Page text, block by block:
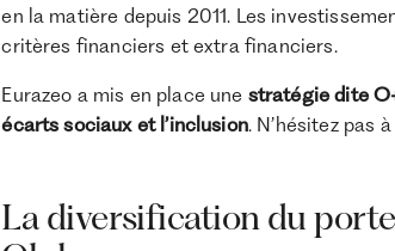
en la matière depuis 2011. Les
critères financiers et extra financiers.
Eurazeo a mis en place une stratégie dite
écarts sociaux et l’inclusion. N’hésitez pas
La diversification du